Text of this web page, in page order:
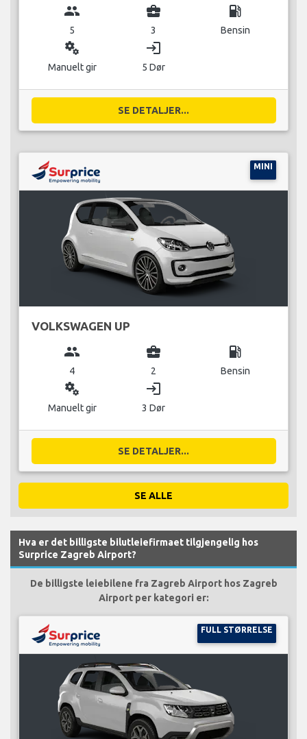
group
5
business_center
3
local_gas_station
Bensin
miscellaneous_services
Manuelt gir
login
5 Dør
SE DETALJER...
MINI
VOLKSWAGEN UP
group
4
business_center
2
local_gas_station
Bensin
miscellaneous_services
Manuelt gir
login
3 Dør
SE DETALJER...
SE ALLE
Hva er det billigste bilutleiefirmaet tilgjengelig hos
Surprice Zagreb Airport?
De billigste leiebilene fra Zagreb Airport hos Zagreb
Airport per kategori er:
FULL STØRRELSE